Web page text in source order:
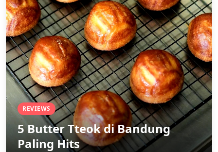
REVIEWS
5 Butter Tteok di Bandung
Paling Hits